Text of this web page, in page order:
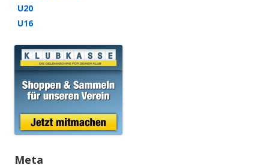
U20
U16
Meta